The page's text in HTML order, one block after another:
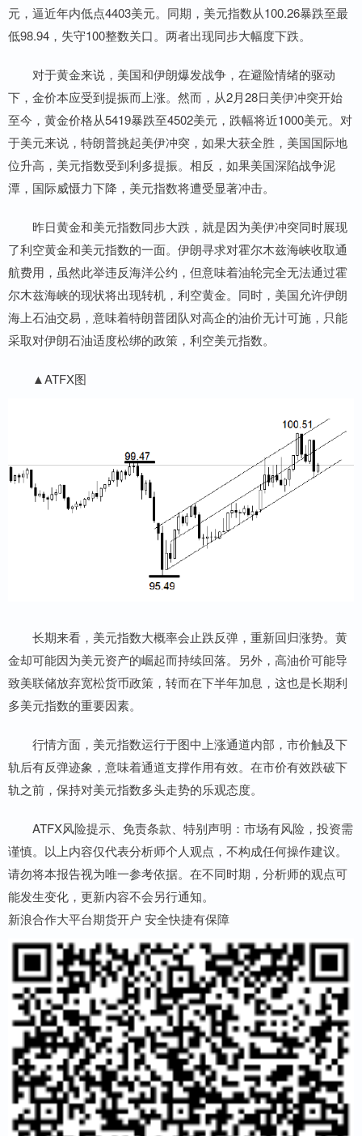
元，逼近年内低点4403美元。同期，美元指数从100.26暴跌至最
低98.94，失守100整数关口。两者出现同步大幅度下跌。
对于黄金来说，美国和伊朗爆发战争，在避险情绪的驱动
下，金价本应受到提振而上涨。然而，从2月28日美伊冲突开始
至今，黄金价格从5419暴跌至4502美元，跌幅将近1000美元。对
于美元来说，特朗普挑起美伊冲突，如果大获全胜，美国国际地
位升高，美元指数受到利多提振。相反，如果美国深陷战争泥
潭，国际威慑力下降，美元指数将遭受显著冲击。
昨日黄金和美元指数同步大跌，就是因为美伊冲突同时展现
了利空黄金和美元指数的一面。伊朗寻求对霍尔木兹海峡收取通
航费用，虽然此举违反海洋公约，但意味着油轮完全无法通过霍
尔木兹海峡的现状将出现转机，利空黄金。同时，美国允许伊朗
海上石油交易，意味着特朗普团队对高企的油价无计可施，只能
采取对伊朗石油适度松绑的政策，利空美元指数。
▲ATFX图
长期来看，美元指数大概率会止跌反弹，重新回归涨势。黄
金却可能因为美元资产的崛起而持续回落。另外，高油价可能导
致美联储放弃宽松货币政策，转而在下半年加息，这也是长期利
多美元指数的重要因素。
行情方面，美元指数运行于图中上涨通道内部，市价触及下
轨后有反弹迹象，意味着通道支撑作用有效。在市价有效跌破下
轨之前，保持对美元指数多头走势的乐观态度。
ATFX风险提示、免责条款、特别声明：市场有风险，投资需
谨慎。以上内容仅代表分析师个人观点，不构成任何操作建议。
请勿将本报告视为唯一参考依据。在不同时期，分析师的观点可
能发生变化，更新内容不会另行通知。
新浪合作大平台期货开户 安全快捷有保障